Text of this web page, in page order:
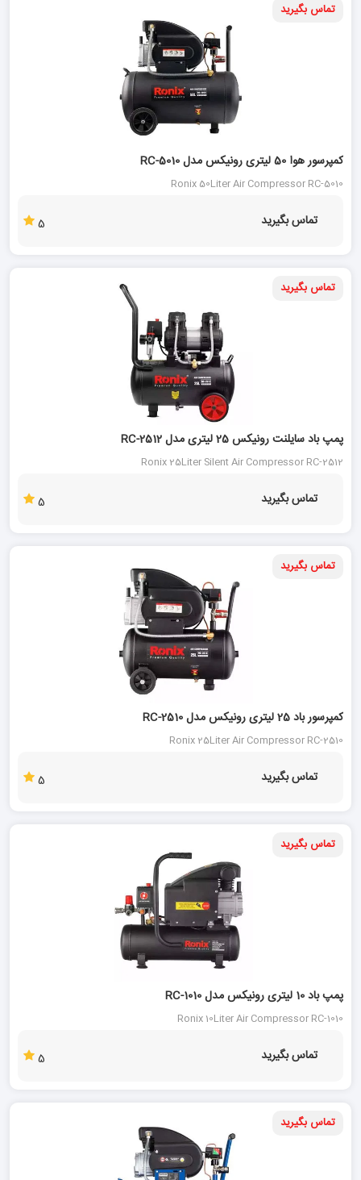
تماس بگیرید
کمپرسور هوا 50 لیتری رونیکس مدل RC-5010
Ronix 50Liter Air Compressor RC-5010
تماس بگیرید 5
تماس بگیرید
پمپ باد سایلنت رونیکس 25 لیتری مدل RC-2512
Ronix 25Liter Silent Air Compressor RC-2512
تماس بگیرید 5
تماس بگیرید
کمپرسور باد 25 لیتری رونیکس مدل RC-2510
Ronix 25Liter Air Compressor RC-2510
تماس بگیرید 5
تماس بگیرید
پمپ باد 10 لیتری رونیکس مدل RC-1010
Ronix 10Liter Air Compressor RC-1010
تماس بگیرید 5
تماس بگیرید